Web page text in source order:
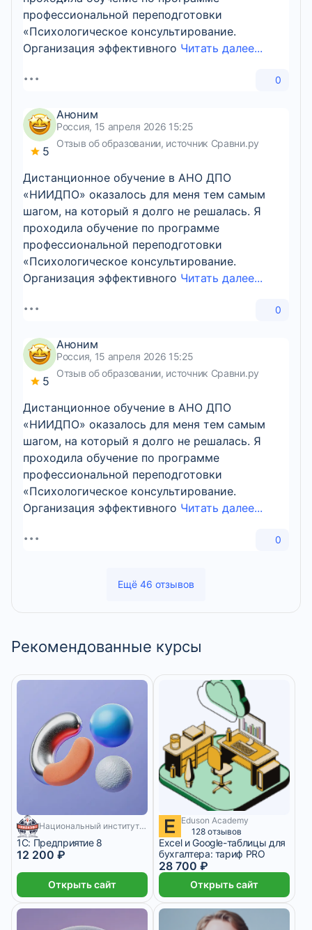
профессиональной переподготовки
«Психологическое консультирование.
Организация эффективного Читать далее...
0
5
Аноним
Россия, 15 апреля 2026 15:25
Отзыв об образовании, источник Сравни.ру
Дистанционное обучение в АНО ДПО
«НИИДПО» оказалось для меня тем самым
шагом, на который я долго не решалась. Я
проходила обучение по программе
профессиональной переподготовки
«Психологическое консультирование.
Организация эффективного Читать далее...
0
5
Аноним
Россия, 15 апреля 2026 15:25
Отзыв об образовании, источник Сравни.ру
Дистанционное обучение в АНО ДПО
«НИИДПО» оказалось для меня тем самым
шагом, на который я долго не решалась. Я
проходила обучение по программе
профессиональной переподготовки
«Психологическое консультирование.
Организация эффективного Читать далее...
0
Ещё 46 отзывов
Рекомендованные курсы
200 месяцев Национальный институт переподготовки и повышения квалификации кадров в сфере экономики и финансов
1С: Предприятие 8
12 200 ₽
Открыть сайт
2 391 ₽/мес
Eduson Academy
128 отзывов
Excel и Google-таблицы для
бухгалтера: тариф PRO
28 700 ₽
Открыть сайт